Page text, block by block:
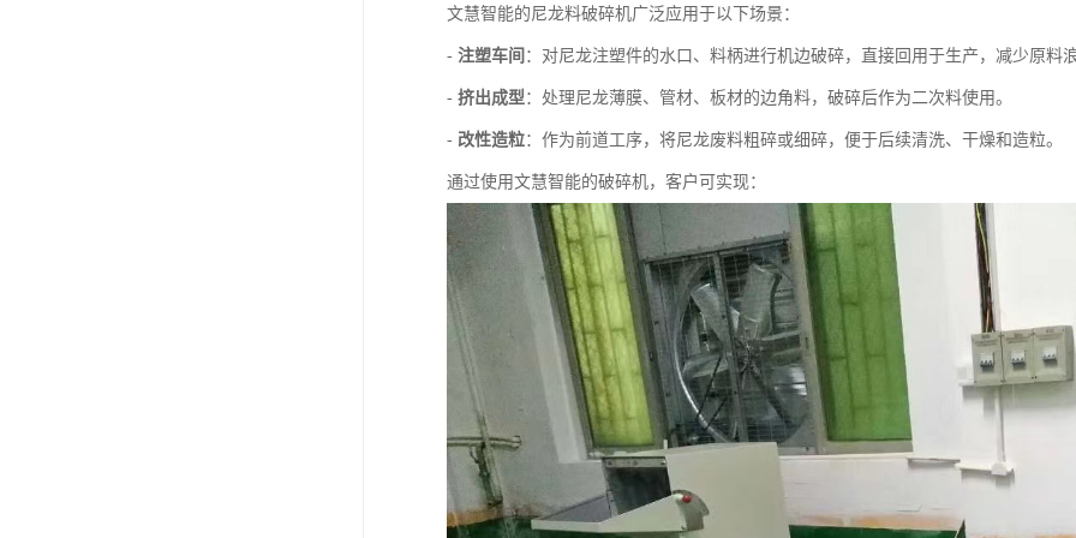
文慧智能的尼龙料破碎机广泛应用于以下场景：
- 注塑车间 ：对尼龙注塑件的水口、料柄进行机边破碎，直接回用于生产，减少原料
- 挤出成型：处理尼龙薄膜、管材、板材的边角料，破碎后作为二次料使用。
- 改性造粒：作为前道工序，将尼龙废料粗碎或细碎，便于后续清洗、干燥和造粒。
通过使用文慧智能的破碎机，客户可实现：